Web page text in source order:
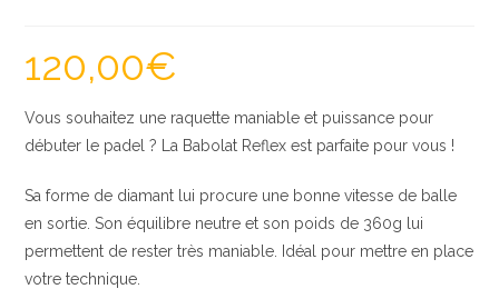
120,00€
Vous souhaitez une raquette maniable et puissance pour
débuter le padel ? La Babolat Reflex est parfaite pour vous !
Sa forme de diamant lui procure une bonne vitesse de balle
en sortie. Son équilibre neutre et son poids de 360g lui
permettent de rester très maniable. Idéal pour mettre en place
votre technique.